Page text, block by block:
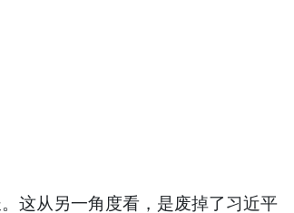
这从另一角度看，是废掉了习近平